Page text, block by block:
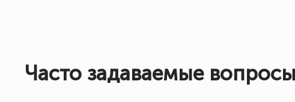
Часто задаваемые